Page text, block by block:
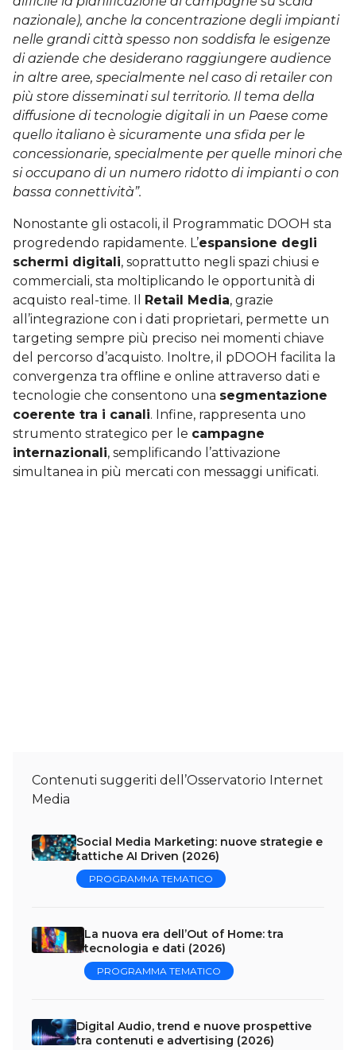
nazionale), anche la concentrazione degli impianti
nelle grandi città spesso non soddisfa le esigenze
di aziende che desiderano raggiungere audience
in altre aree, specialmente nel caso di retailer con
più store disseminati sul territorio. Il tema della
diffusione di tecnologie digitali in un Paese come
quello italiano è sicuramente una sfida per le
concessionarie, specialmente per quelle minori che
si occupano di un numero ridotto di impianti o con
bassa connettività”.
Nonostante gli ostacoli, il Programmatic DOOH sta
progredendo rapidamente. L’espansione degli
schermi digitali, soprattutto negli spazi chiusi e
commerciali, sta moltiplicando le opportunità di
acquisto real-time. Il Retail Media, grazie
all’integrazione con i dati proprietari, permette un
targeting sempre più preciso nei momenti chiave
del percorso d’acquisto. Inoltre, il pDOOH facilita la
convergenza tra offline e online attraverso dati e
tecnologie che consentono una segmentazione
coerente tra i canali. Infine, rappresenta uno
strumento strategico per le campagne
internazionali, semplificando l’attivazione
simultanea in più mercati con messaggi unificati.
Contenuti suggeriti dell’Osservatorio Internet
Media
Social Media Marketing: nuove strategie e
tattiche AI Driven (2026)
PROGRAMMA TEMATICO
La nuova era dell’Out of Home: tra
tecnologia e dati (2026)
PROGRAMMA TEMATICO
Digital Audio, trend e nuove prospettive
tra contenuti e advertising (2026)